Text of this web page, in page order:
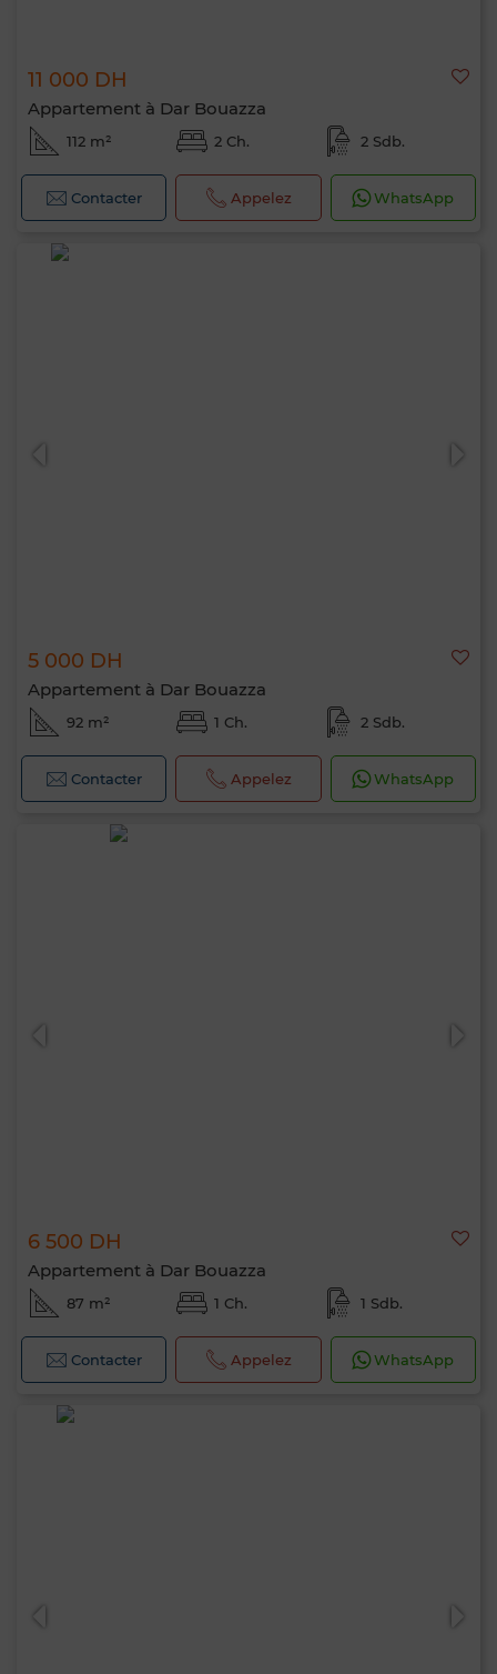
11 000 DH
Appartement à Dar Bouazza
112 m² 2 Ch. 2 Sdb.
Contacter Appelez WhatsApp
5 000 DH
Appartement à Dar Bouazza
92 m² 1 Ch. 2 Sdb.
Contacter Appelez WhatsApp
6 500 DH
Appartement à Dar Bouazza
87 m² 1 Ch. 1 Sdb.
Contacter Appelez WhatsApp